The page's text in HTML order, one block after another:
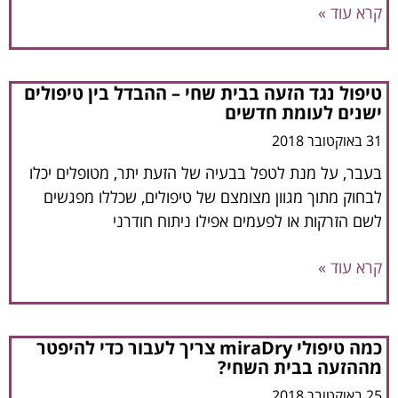
קרא עוד »
טיפול נגד הזעה בבית שחי – ההבדל בין טיפולים
ישנים לעומת חדשים
31 באוקטובר 2018
בעבר, על מנת לטפל בבעיה של הזעת יתר, מטופלים יכלו
לבחוק מתוך מגוון מצומצם של טיפולים, שכללו מפגשים
לשם הזרקות או לפעמים אפילו ניתוח חודרני
קרא עוד »
כמה טיפולי miraDry צריך לעבור כדי להיפטר
מההזעה בבית השחי?